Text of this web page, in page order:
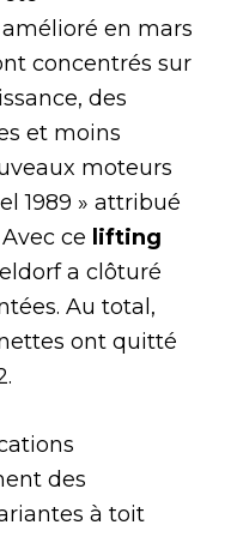
en mars
concentrés sur
des
et moins
moteurs
1989 » attribué
ce lifting
a clôturé
Au total,
ont quitté
des
à toit